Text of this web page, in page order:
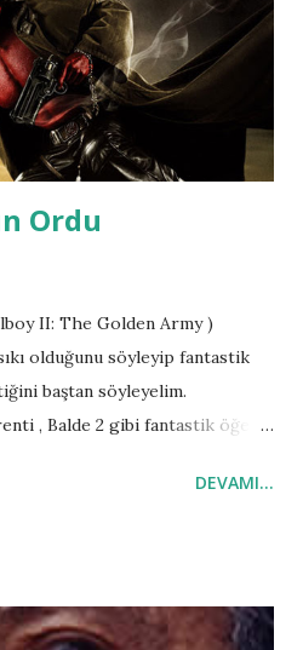
Ordu
II: The Golden Army )
olduğunu söyleyip fantastik
baştan söyleyelim.
, Balde 2 gibi fantastik öğeler
şöyle; Hellboy'u yetiştiren
kontrol edebileceği bir
DEVAMI...